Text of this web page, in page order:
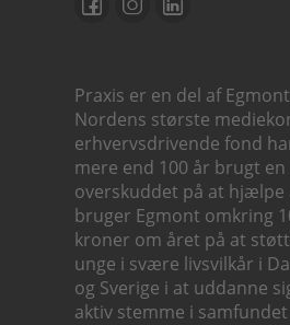
Praxis er en del af
Nordens største
erhvervsdrivende fond
mere end 100 år brugt en
overskuddet på at hjælpe
bruger Egmont omkring
kroner om året på at
unge i svære livsvilkår i
og Sverige i at uddanne
aktiv stemme i